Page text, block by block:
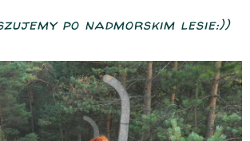
po nadmorskim lesie:))